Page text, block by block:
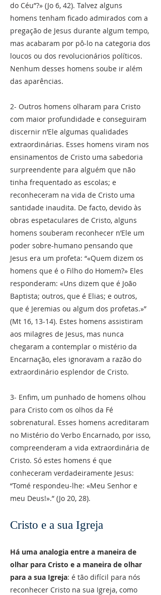
do Céu”?» (Jo 6, 42). Talvez alguns
homens tenham ficado admirados com a
pregação de Jesus durante algum tempo,
mas acabaram por pô-lo na categoria dos
loucos ou dos revolucionários políticos.
Nenhum desses homens soube ir além
das aparências.
2- Outros homens olharam para Cristo
com maior profundidade e conseguiram
discernir n’Ele algumas qualidades
extraordinárias. Esses homens viram nos
ensinamentos de Cristo uma sabedoria
surpreendente para alguém que não
tinha frequentado as escolas; e
reconheceram na vida de Cristo uma
santidade inaudita. De facto, devido às
obras espetaculares de Cristo, alguns
homens souberam reconhecer n’Ele um
poder sobre-humano pensando que
Jesus era um profeta: “«Quem dizem os
homens que é o Filho do Homem?» Eles
responderam: «Uns dizem que é João
Baptista; outros, que é Elias; e outros,
que é Jeremias ou algum dos profetas.»”
(Mt 16, 13-14). Estes homens assistiram
aos milagres de Jesus, mas nunca
chegaram a contemplar o mistério da
Encarnação, eles ignoravam a razão do
extraordinário esplendor de Cristo.
3- Enfim, um punhado de homens olhou
para Cristo com os olhos da Fé
sobrenatural. Esses homens acreditaram
no Mistério do Verbo Encarnado, por isso,
compreenderam a vida extraordinária de
Cristo. Só estes homens é que
conheceram verdadeiramente Jesus:
“Tomé respondeu-lhe: «Meu Senhor e
meu Deus!».” (Jo 20, 28).
Cristo e a sua Igreja
Há uma analogia entre a maneira de
olhar para Cristo e a maneira de olhar
para a sua Igreja: é tão difícil para nós
reconhecer Cristo na sua Igreja, como